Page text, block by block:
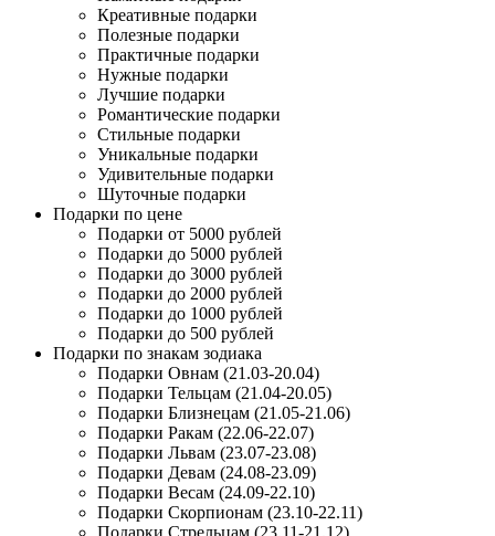
Креативные подарки
Полезные подарки
Практичные подарки
Нужные подарки
Лучшие подарки
Романтические подарки
Стильные подарки
Уникальные подарки
Удивительные подарки
Шуточные подарки
Подарки по цене
Подарки от 5000 рублей
Подарки до 5000 рублей
Подарки до 3000 рублей
Подарки до 2000 рублей
Подарки до 1000 рублей
Подарки до 500 рублей
Подарки по знакам зодиака
Подарки Овнам (21.03-20.04)
Подарки Тельцам (21.04-20.05)
Подарки Близнецам (21.05-21.06)
Подарки Ракам (22.06-22.07)
Подарки Львам (23.07-23.08)
Подарки Девам (24.08-23.09)
Подарки Весам (24.09-22.10)
Подарки Скорпионам (23.10-22.11)
Подарки Стрельцам (23.11-21.12)